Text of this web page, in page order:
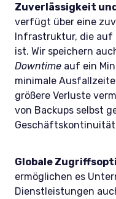
Zuverlässigkeit
verfügt über eine
Infrastruktur, die auf
ist. Wir speichern
Downtime auf ein
minimale
größere Verluste
von Backups selbst
Globale
ermöglichen es
Dienstleistungen